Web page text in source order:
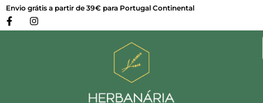
Envio grátis a partir de 39€ para Portugal Continental